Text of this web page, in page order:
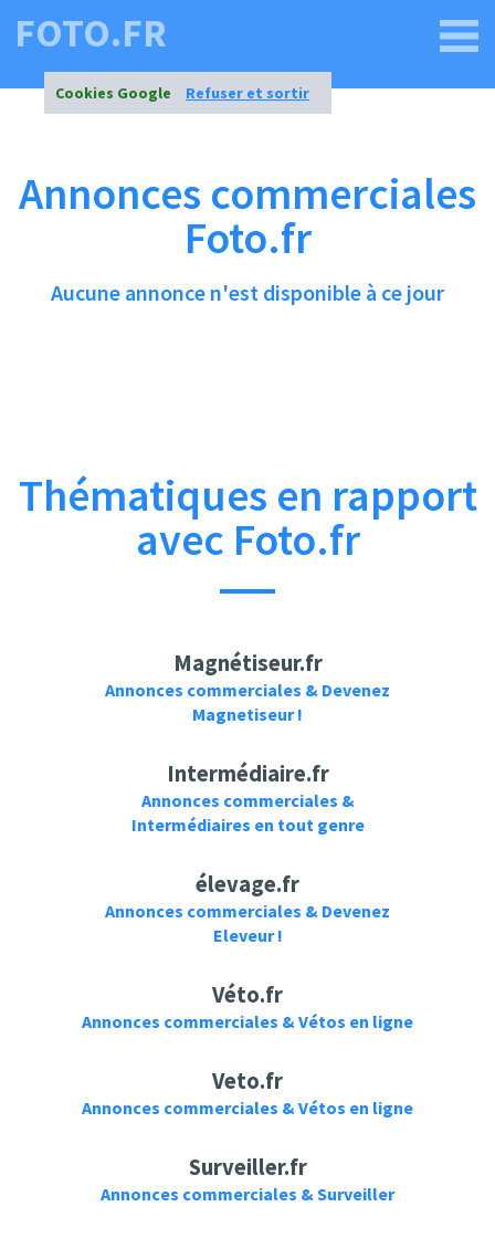
Cookies Google Refuser et sortir
FOTO.FR
Annonces commerciales
Foto.fr
Aucune annonce n'est disponible à ce jour
Thématiques en rapport
avec Foto.fr
Magnétiseur.fr
Annonces commerciales & Devenez
Magnetiseur !
Intermédiaire.fr
Annonces commerciales &
Intermédiaires en tout genre
élevage.fr
Annonces commerciales & Devenez
Eleveur !
Véto.fr
Annonces commerciales & Vétos en ligne
Veto.fr
Annonces commerciales & Vétos en ligne
Surveiller.fr
Annonces commerciales & Surveiller